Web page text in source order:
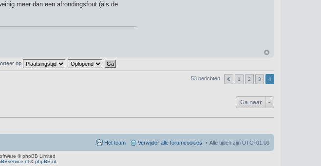
meer dan een afrondingsfout (als de
op
53 berichten 1 2 3 4
Ga naar
Alle tijden zijn UTC+01:00
Verwijder alle forumcookies
Het team
© phpBB Limited
& phpBB.nl